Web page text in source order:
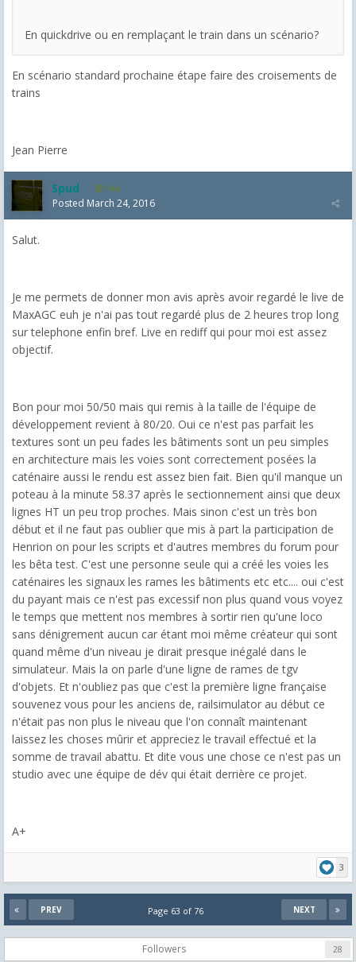
En quickdrive ou en remplaçant le train dans un scénario?
En scénario standard prochaine étape faire des croisements de
trains
Jean Pierre
Spud 144
Posted March 24, 2016
Salut.
Je me permets de donner mon avis après avoir regardé le live de
MaxAGC euh je n'ai pas tout regardé plus de 2 heures trop long
sur telephone enfin bref. Live en rediff qui pour moi est assez
objectif.
Bon pour moi 50/50 mais qui remis à la taille de l'équipe de
développement revient à 80/20. Oui ce n'est pas parfait les
textures sont un peu fades les bâtiments sont un peu simples
en architecture mais les voies sont correctement posées la
caténaire aussi le rendu est assez bien fait. Bien qu'il manque un
poteau à la minute 58.37 après le sectionnement ainsi que deux
lignes HT un peu trop proches. Mais sinon c'est un très bon
début et il ne faut pas oublier que mis à part la participation de
Henrion on pour les scripts et d'autres membres du forum pour
les bêta test. C'est une personne seule qui a créé les voies les
caténaires les signaux les rames les bâtiments etc etc.... oui c'est
du payant mais ce n'est pas excessif non plus quand vous voyez
le temps que mettent nos membres à sortir rien qu'une loco
sans dénigrement aucun car étant moi même créateur qui sont
quand même d'un niveau je dirait presque inégalé dans le
simulateur. Mais la on parle d'une ligne de rames de tgv
d'objets. Et n'oubliez pas que c'est la première ligne française
souvenez vous pour les anciens de, railsimulator au début ce
n'était pas non plus le niveau que l'on connaît maintenant
laissez les choses mûrir et appreciez le travail effectué et la
somme de travail abattu. Et dite vous une chose ce n'est pas un
studio avec une équipe de dév qui était derrière ce projet.
A+
3
PREV NEXT
Page 63 of 76
Followers 28